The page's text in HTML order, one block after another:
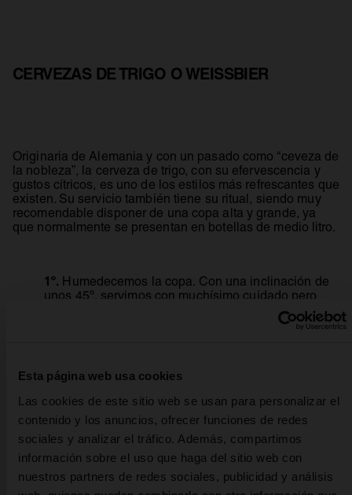
Esta página web usa cookies
Las cookies de este sitio web se usan para personalizar el
contenido y los anuncios, ofrecer funciones de redes
sociales y analizar el tráfico. Además, compartimos
información sobre el uso que haga del sitio web con
nuestros partners de redes sociales, publicidad y análisis
CERVEZAS DE TRIGO O WEISSBIER
Originaria de Alemania y con un pasado como “ceveza de
la nobleza”, la cerveza de trigo, con su efervescencia y
gustos cítricos, es uno de los estilos más refrescantes que
existen. Su servicio también tiene su ritual, siendo muy
recomendable disponer de una copa alta y grande, ya
que normalmente se presentan en botellas de medio litro.
1º. Humedecemos la copa. Con una inclinación de
unos 45º, servimos con muchísimo cuidado pero
con decisión hasta que tengamos la copa llena en
4/5 partes. No debemos preocuparnos por no haber
unos 45º, servimos con muchísimo cuidado pero
con decisión hasta que tengamos la copa llena en
4/5 partes. No debemos preocuparnos por no haber
hecho espuma.